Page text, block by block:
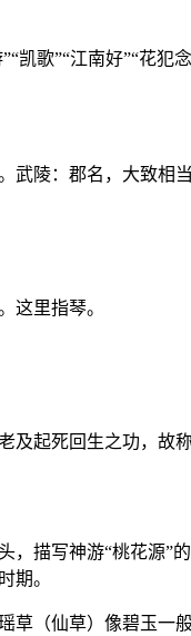
凯歌”“江南好”“花
武陵：郡名，大致相
这里指琴。
及起死回生之功，故称
，描写神游“桃花源
期。
草（仙草）像碧玉一